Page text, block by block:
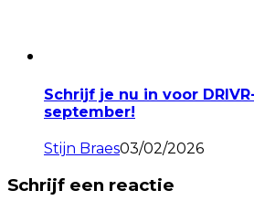
Schrijf je nu in voor
september!
Stijn Braes03/02/2026
Schrijf een reactie